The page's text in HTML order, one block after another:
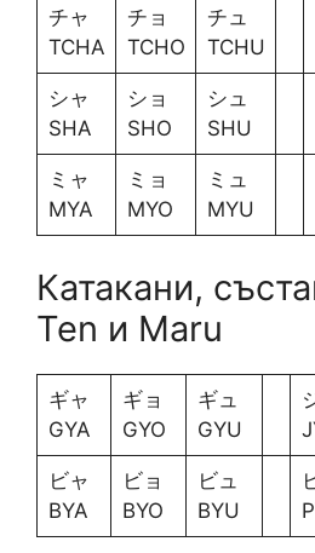
チャ
TCHA
チョ
TCHO
チュ
TCHU
シャ
SHA
ショ
SHO
シュ
SHU
ミャ
MYA
ミョ
MYO
ミュ
MYU
Катакани,
Ten и Maru
ギャ
GYA
ギョ
GYO
ギュ
GYU
ビャ
BYA
ビョ
BYO
ビュ
BYU